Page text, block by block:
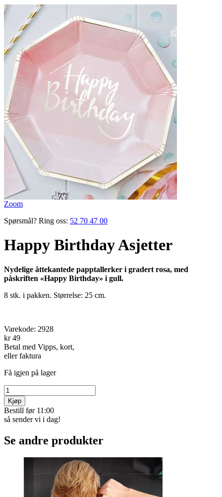
Zoom
Spørsmål? Ring oss: 52 70 47 00
Happy Birthday Asjetter
Nydelige åttekantede papptallerker i gradert rosa, med
påskriften «Happy Birthday» i gull.
8 stk. i pakken. Størrelse: 25 cm.
Varekode: 2928
kr 49
Betal med Vipps, kort,
eller faktura
Få igjen på lager
Kjøp
Bestill før 11:00
så sender vi i dag!
Se andre produkter